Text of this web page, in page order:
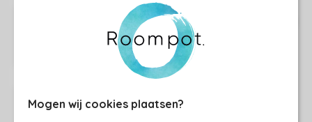
Mogen wij cookies plaatsen?
Le reste de la journée, vous êtes bien sûr les bienvenus
pour profiter des installations du parc.
Nous vous demandons de laisser le logement propre,